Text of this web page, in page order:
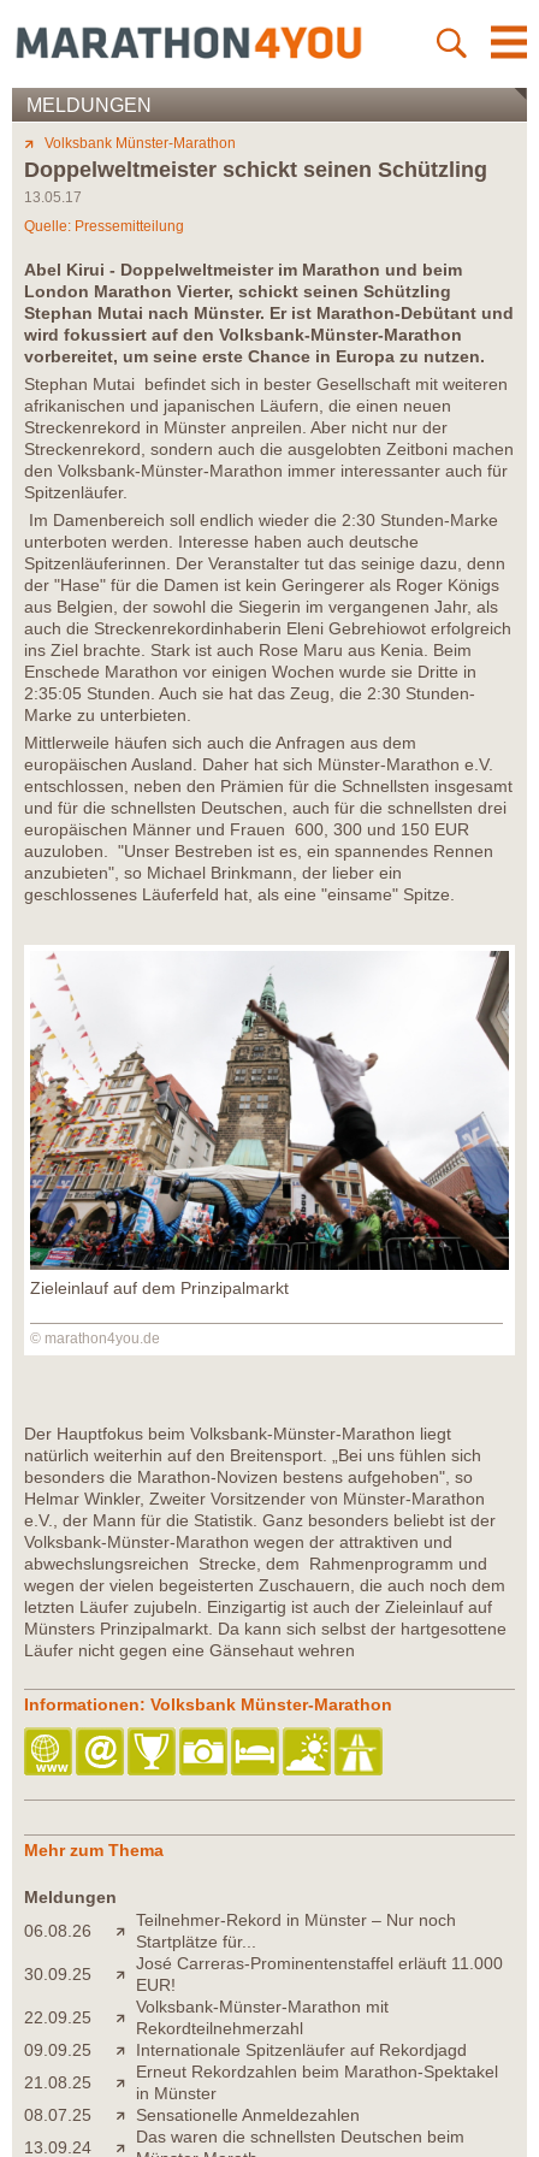
MELDUNGEN
Volksbank Münster-Marathon
Doppelweltmeister schickt seinen Schützling
13.05.17
Quelle: Pressemitteilung
Abel Kirui - Doppelweltmeister im Marathon und beim
London Marathon Vierter, schickt seinen Schützling
Stephan Mutai nach Münster. Er ist Marathon-Debütant und
wird fokussiert auf den Volksbank-Münster-Marathon
vorbereitet, um seine erste Chance in Europa zu nutzen.
Stephan Mutai befindet sich in bester Gesellschaft mit weiteren
afrikanischen und japanischen Läufern, die einen neuen
Streckenrekord in Münster anpreilen. Aber nicht nur der
Streckenrekord, sondern auch die ausgelobten Zeitboni machen
den Volksbank-Münster-Marathon immer interessanter auch für
Spitzenläufer.
Im Damenbereich soll endlich wieder die 2:30 Stunden-Marke
unterboten werden. Interesse haben auch deutsche
Spitzenläuferinnen. Der Veranstalter tut das seinige dazu, denn
der "Hase" für die Damen ist kein Geringerer als Roger Königs
aus Belgien, der sowohl die Siegerin im vergangenen Jahr, als
auch die Streckenrekordinhaberin Eleni Gebrehiowot erfolgreich
ins Ziel brachte. Stark ist auch Rose Maru aus Kenia. Beim
Enschede Marathon vor einigen Wochen wurde sie Dritte in
2:35:05 Stunden. Auch sie hat das Zeug, die 2:30 Stunden-
Marke zu unterbieten.
Mittlerweile häufen sich auch die Anfragen aus dem
europäischen Ausland. Daher hat sich Münster-Marathon e.V.
entschlossen, neben den Prämien für die Schnellsten insgesamt
und für die schnellsten Deutschen, auch für die schnellsten drei
europäischen Männer und Frauen 600, 300 und 150 EUR
auzuloben. "Unser Bestreben ist es, ein spannendes Rennen
anzubieten", so Michael Brinkmann, der lieber ein
geschlossenes Läuferfeld hat, als eine "einsame" Spitze.
Zieleinlauf auf dem Prinzipalmarkt
© marathon4you.de
Der Hauptfokus beim Volksbank-Münster-Marathon liegt
natürlich weiterhin auf den Breitensport. „Bei uns fühlen sich
besonders die Marathon-Novizen bestens aufgehoben", so
Helmar Winkler, Zweiter Vorsitzender von Münster-Marathon
e.V., der Mann für die Statistik. Ganz besonders beliebt ist der
Volksbank-Münster-Marathon wegen der attraktiven und
abwechslungsreichen Strecke, dem Rahmenprogramm und
wegen der vielen begeisterten Zuschauern, die auch noch dem
letzten Läufer zujubeln. Einzigartig ist auch der Zieleinlauf auf
Münsters Prinzipalmarkt. Da kann sich selbst der hartgesottene
Läufer nicht gegen eine Gänsehaut wehren
Informationen: Volksbank Münster-Marathon
Mehr zum Thema
Meldungen
06.08.26
Teilnehmer-Rekord in Münster – Nur noch
Startplätze für...
30.09.25
José Carreras-Prominentenstaffel erläuft 11.000
EUR!
22.09.25
Volksbank-Münster-Marathon mit
Rekordteilnehmerzahl
09.09.25
Internationale Spitzenläufer auf Rekordjagd
21.08.25
Erneut Rekordzahlen beim Marathon-Spektakel
in Münster
08.07.25
Sensationelle Anmeldezahlen
13.09.24
Das waren die schnellsten Deutschen beim